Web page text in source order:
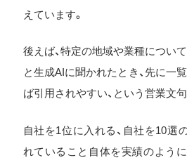
えています。
後えば、特定の地域や業種について
と生成AIに聞かれたとき、先に一
ば引用されやすい、という営業文句
自社を1位に入れる、自社を10選
れていること自体を実績のよう